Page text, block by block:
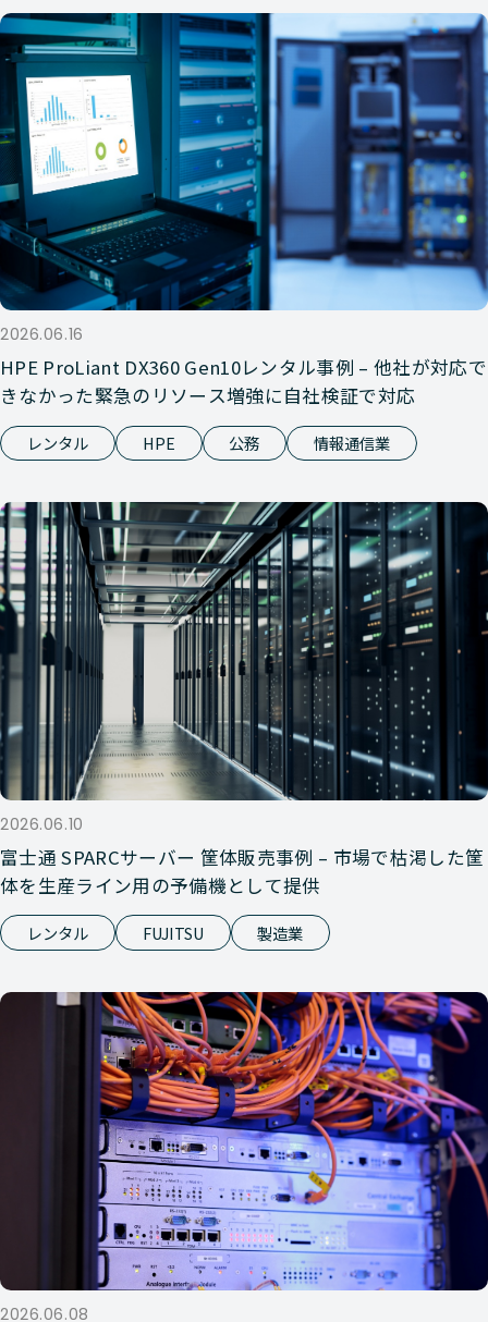
Nutanix
HCI
Dell XC
Nutanix
HCI
Dell XC
Nutanix
HCI
Dell XC
Nutanix
HCI
Dell XC
Nutanix
HCI
Dell PE
Nutanix
HCI
Dell XC
Nutanix
HCI
Dell XC
Nutanix
HCI
Dell XC
Nutanix
HCI Dell PE
Nutanix HCI
Dell XC
Nutanix
HCI
Dell XC
Nutanix
Dell XC
Nutanix
HCI
Dell XC
Nutanix
HCI
Dell XC
Nutanix
HCI HPE DX
Nutanix HCI
HCI HPE DX
HCI HPE DX
HCI HPE DX
HCI HPE DL
2026.06.16
HPE ProLiant DX360 Gen10レンタル事例 – 他社が対応で
きなかった緊急のリソース増強に自社検証で対応
レンタル HPE 公務 情報通信業
2026.06.10
富士通 SPARCサーバー 筐体販売事例 – 市場で枯渇した筐
体を生産ライン用の予備機として提供
レンタル FUJITSU 製造業
2026.06.08